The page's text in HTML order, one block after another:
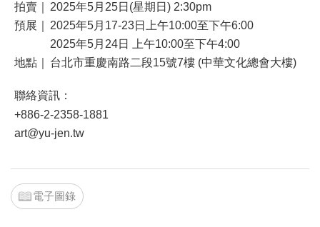
拍賣｜
2025年5月25日(星期日) 2:30pm
預展｜
2025年5月17-23日上午10:00至下午6:00
2025年5月24日 上午10:00至下午4:00
地點｜
台北市重慶南路二段15號7樓 (中華文化總會大樓)
聯絡資訊：
+886-2-2358-1881
art@yu-jen.tw
電子圖錄